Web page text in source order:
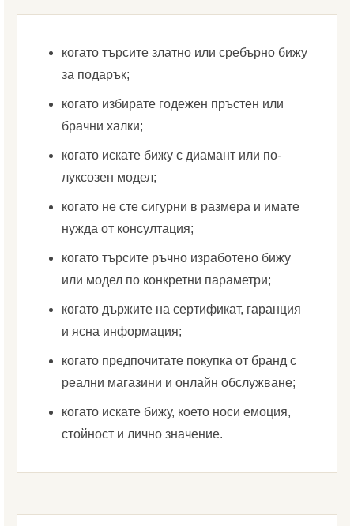
когато търсите златно или сребърно бижу
за подарък;
когато избирате годежен пръстен или
брачни халки;
когато искате бижу с диамант или по-
луксозен модел;
когато не сте сигурни в размера и имате
нужда от консултация;
когато търсите ръчно изработено бижу
или модел по конкретни параметри;
когато държите на сертификат, гаранция
и ясна информация;
когато предпочитате покупка от бранд с
реални магазини и онлайн обслужване;
когато искате бижу, което носи емоция,
стойност и лично значение.